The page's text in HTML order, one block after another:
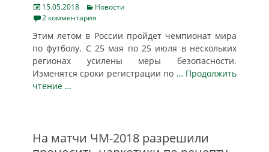
Posted
on
15.05.2018 Categories
Новости
2 комментария
Этим летом в России пройдет чемпионат мира
по футболу. С 25 мая по 25 июля в нескольких
регионах усилены меры безопасности.
Изменятся сроки регистрации по … Продолжить
чтение …
На матчи ЧМ-2018 разрешили